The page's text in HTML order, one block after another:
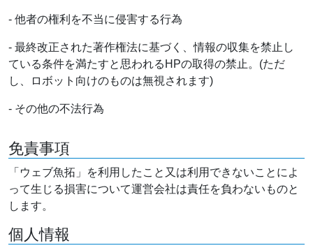
- 他者の権利を不当に侵害する行為
- 最終改正された著作権法に基づく、情報の収集を禁止し
ている条件を満たすと思われるHPの取得の禁止。(ただ
し、ロボット向けのものは無視されます)
- その他の不法行為
免責事項
「ウェブ魚拓」を利用したこと又は利用できないことによ
って生じる損害について運営会社は責任を負わないものと
します。
個人情報